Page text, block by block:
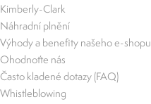
Kimberly-Clark
Náhradní plnění
Výhody a benefity našeho e-shopu
Ohodnoťte nás
Často kladené dotazy (FAQ)
Whistleblowing